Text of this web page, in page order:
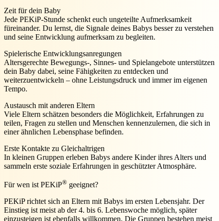
Zeit für dein Baby
Jede PEKiP-Stunde schenkt euch ungeteilte Aufmerksamkeit
füreinander. Du lernst, die Signale deines Babys besser zu verstehen
und seine Entwicklung aufmerksam zu begleiten.
Spielerische Entwicklungsanregungen
Altersgerechte Bewegungs-, Sinnes- und Spielangebote unterstützen
dein Baby dabei, seine Fähigkeiten zu entdecken und
weiterzuentwickeln – ohne Leistungsdruck und immer im eigenen
Tempo.
Austausch mit anderen Eltern
Viele Eltern schätzen besonders die Möglichkeit, Erfahrungen zu
teilen, Fragen zu stellen und Menschen kennenzulernen, die sich in
einer ähnlichen Lebensphase befinden.
Erste Kontakte zu Gleichaltrigen
In kleinen Gruppen erleben Babys andere Kinder ihres Alters und
sammeln erste soziale Erfahrungen in geschützter Atmosphäre.
Für wen ist PEKiP® geeignet?
PEKiP richtet sich an Eltern mit Babys im ersten Lebensjahr. Der
Einstieg ist meist ab der 4. bis 6. Lebenswoche möglich, später
einzusteigen ist ebenfalls willkommen. Die Gruppen bestehen meist